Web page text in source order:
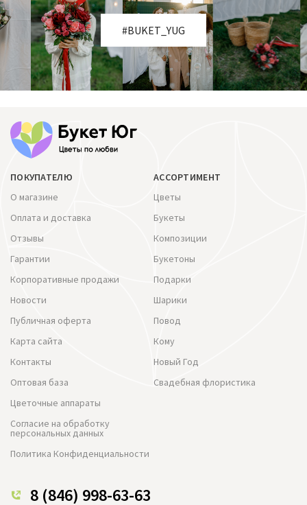
#BUKET_YUG
ПОКУПАТЕЛЮ
О магазине
Оплата и доставка
Отзывы
Гарантии
Корпоративные продажи
Новости
Публичная оферта
Карта сайта
Контакты
Оптовая база
Цветочные аппараты
Согласие на обработку
персональных данных
Политика Конфиденциальности
АССОРТИМЕНТ
Цветы
Букеты
Композиции
Букетоны
Подарки
Шарики
Повод
Кому
Новый Год
Свадебная флористика
8 (846) 998-63-63